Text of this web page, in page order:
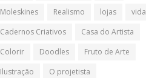
Moleskines
Realismo lojas
vida
Cadernos Criativos
Casa do Artista
Colorir
Doodles
Fruto de Arte
Ilustração
O projetista